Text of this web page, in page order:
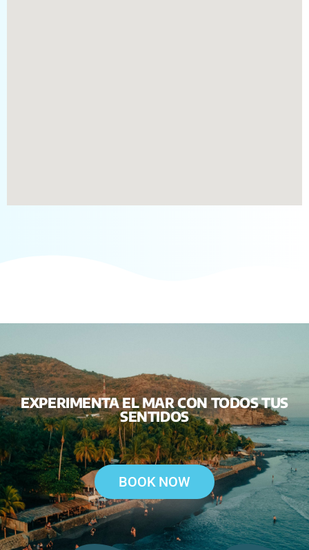
EXPERIMENTA EL MAR CON TODOS TUS
SENTIDOS
BOOK NOW